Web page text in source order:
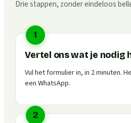
Drie stappen, zonder eindeloos
1
Vertel ons wat je nodig
Vul het formulier in, in 2 minuten.
een WhatsApp.
2